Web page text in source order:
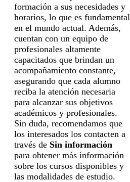
formación a sus necesidades y
horarios, lo que es fundamental
en el mundo actual. Además,
cuentan con un equipo de
profesionales altamente
capacitados que brindan un
acompañamiento constante,
asegurando que cada alumno
reciba la atención necesaria
para alcanzar sus objetivos
académicos y profesionales.
Sin duda, recomendamos que
los interesados los contacten a
través de Sin información
para obtener más información
sobre los cursos disponibles y
las modalidades de estudio.